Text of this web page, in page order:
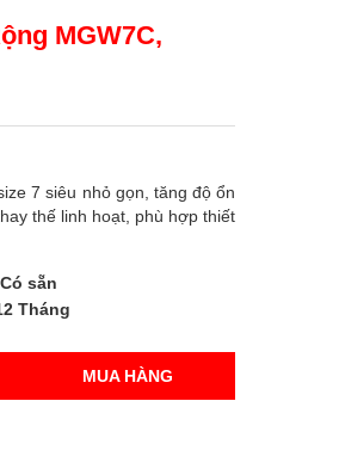
MGW7C,
7 siêu nhỏ gọn, tăng độ ổn
thế linh hoạt, phù hợp thiết
Có sẵn
Tháng
MUA HÀNG